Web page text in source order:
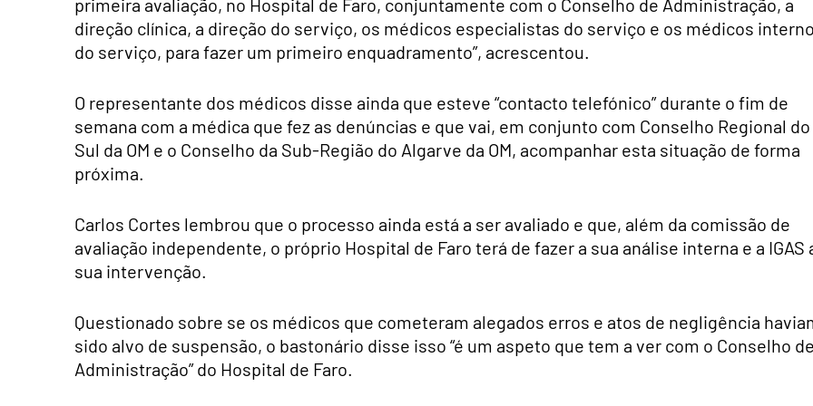
direção clínica, a direção do serviço, os médicos especialistas do serviço e os médicos
do serviço, para fazer um primeiro enquadramento”, acrescentou.
O representante dos médicos disse ainda que esteve “contacto telefónico” durante o fim de
semana com a médica que fez as denúncias e que vai, em conjunto com Conselho Regional do
Sul da OM e o Conselho da Sub-Região do Algarve da OM, acompanhar esta situação de forma
próxima.
Carlos Cortes lembrou que o processo ainda está a ser avaliado e que, além da comissão de
avaliação independente, o próprio Hospital de Faro terá de fazer a sua análise interna e a IGAS
sua intervenção.
Questionado sobre se os médicos que cometeram alegados erros e atos de negligência
sido alvo de suspensão, o bastonário disse isso “é um aspeto que tem a ver com o Conselho de
Administração” do Hospital de Faro.